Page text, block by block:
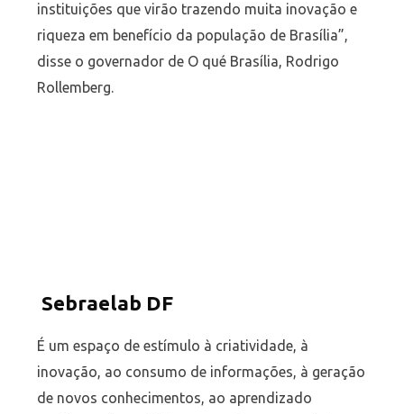
instituições que virão trazendo muita inovação e
riqueza em benefício da população de Brasília”,
disse o governador de O qué Brasília, Rodrigo
Rollemberg.
Sebraelab DF
É um espaço de estímulo à criatividade, à
inovação, ao consumo de informações, à geração
de novos conhecimentos, ao aprendizado